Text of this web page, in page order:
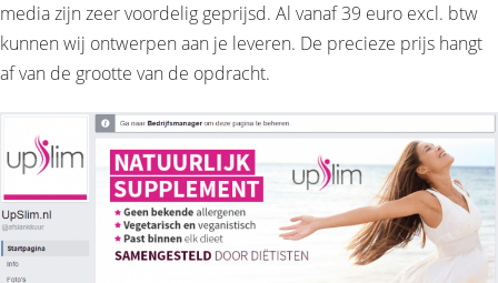
media zijn zeer voordelig geprijsd. Al vanaf 39 euro excl. btw
kunnen wij ontwerpen aan je leveren. De precieze prijs hangt
af van de grootte van de opdracht.